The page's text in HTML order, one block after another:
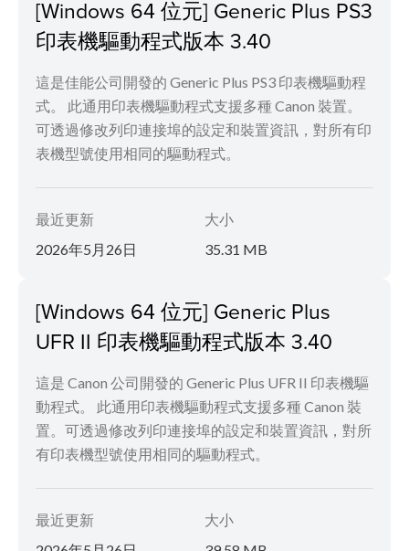
[Windows 64 位元] Generic Plus PS3
印表機驅動程式版本 3.40
這是佳能公司開發的 Generic Plus PS3 印表機驅動程
式。 此通用印表機驅動程式支援多種 Canon 裝置。
可透過修改列印連接埠的設定和裝置資訊，對所有印
表機型號使用相同的驅動程式。
最近更新
2026年5月26日
大小
35.31 MB
[Windows 64 位元] Generic Plus
UFR II 印表機驅動程式版本 3.40
這是 Canon 公司開發的 Generic Plus UFR II 印表機驅
動程式。 此通用印表機驅動程式支援多種 Canon 裝
置。可透過修改列印連接埠的設定和裝置資訊，對所
有印表機型號使用相同的驅動程式。
最近更新
大小